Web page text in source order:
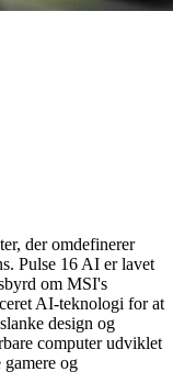
der omdefinerer
Pulse 16 AI er lavet
om MSI's
AI-teknologi for at
design og
computer udviklet
og